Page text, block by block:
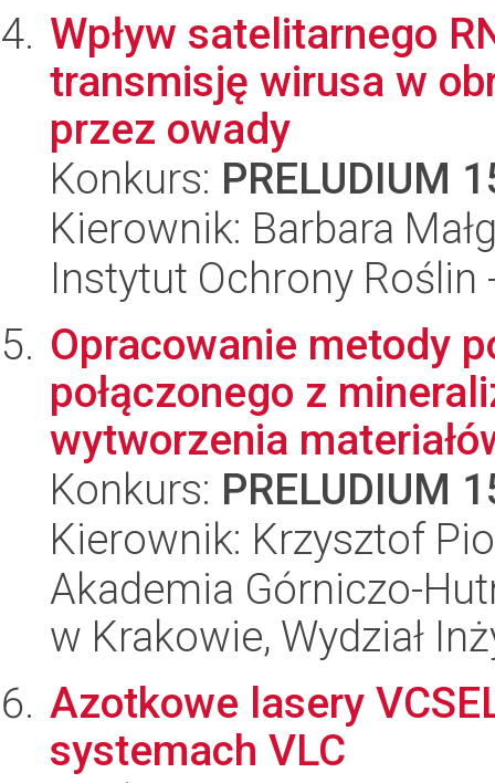
Wpływ satelitarnego
transmisję wirusa w
przez owady
Konkurs: PRELUDIUM
Kierownik: Barbara
Instytut Ochrony
Opracowanie metody
połączonego z
wytworzenia
Konkurs: PRELUDIUM
Kierownik: Krzysztof
Akademia Górniczo-
w Krakowie, Wydział
Azotkowe lasery
systemach VLC